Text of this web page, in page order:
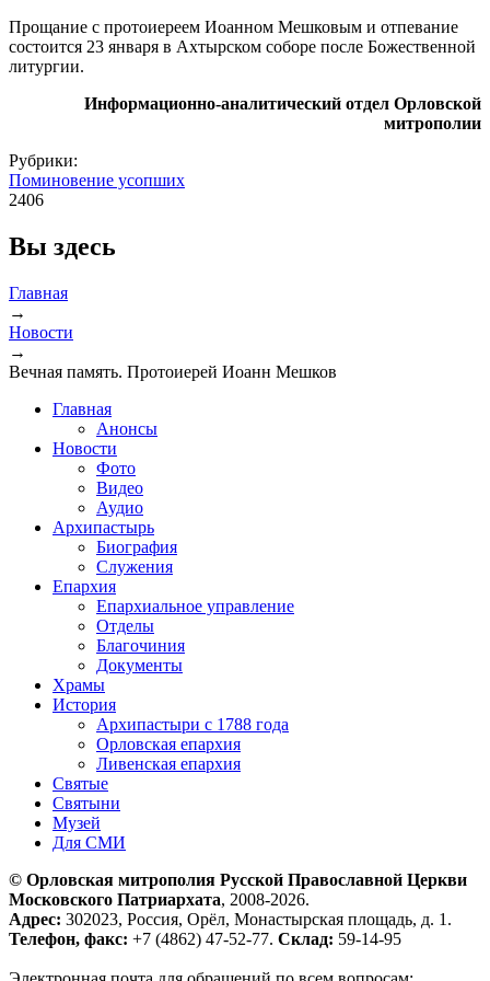
Прощание с протоиереем Иоанном Мешковым и отпевание
состоится 23 января в Ахтырском соборе после Божественной
литургии.
Информационно-аналитический отдел Орловской
митрополии
Рубрики:
Поминовение усопших
2406
Вы здесь
Главная
→
Новости
→
Вечная память. Протоиерей Иоанн Мешков
Главная
Анонсы
Новости
Фото
Видео
Аудио
Архипастырь
Биография
Служения
Епархия
Епархиальное управление
Отделы
Благочиния
Документы
Храмы
История
Архипастыри с 1788 года
Орловская епархия
Ливенская епархия
Святые
Святыни
Музей
Для СМИ
© Орловская митрополия Русской Православной Церкви
Московского Патриархата, 2008-2026.
Адрес: 302023, Россия, Орёл, Монастырская площадь, д. 1.
Телефон, факс: +7 (4862) 47-52-77. Склад: 59-14-95